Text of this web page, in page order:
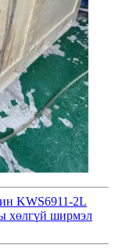
KWS6911-2L
хөлгүй ширмэл